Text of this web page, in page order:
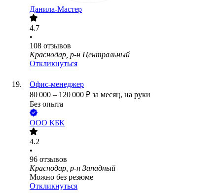
Данила-Мастер
4.7
•
108 отзывов
Краснодар, р-н Центральный
Откликнуться
Офис-менеджер
80 000 – 120 000 ₽ за месяц, на руки
Без опыта
ООО КБК
4.2
•
96 отзывов
Краснодар, р-н Западный
Можно без резюме
Откликнуться